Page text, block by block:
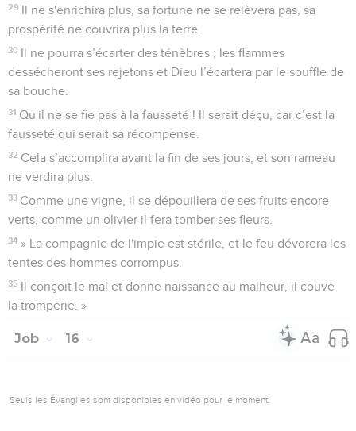
29 Il ne s'enrichira plus, sa fortune ne se relèvera pas, sa
prospérité ne couvrira plus la terre.
30 Il ne pourra s’écarter des ténèbres ; les flammes
dessécheront ses rejetons et Dieu l’écartera par le souffle de
sa bouche.
31 Qu'il ne se fie pas à la fausseté ! Il serait déçu, car c’est la
fausseté qui serait sa récompense.
32 Cela s’accomplira avant la fin de ses jours, et son rameau
ne verdira plus.
33 Comme une vigne, il se dépouillera de ses fruits encore
verts, comme un olivier il fera tomber ses fleurs.
34 » La compagnie de l'impie est stérile, et le feu dévorera les
tentes des hommes corrompus.
35 Il conçoit le mal et donne naissance au malheur, il couve
la tromperie. »
Job 16
Seuls les Évangiles sont disponibles en vidéo pour le moment.